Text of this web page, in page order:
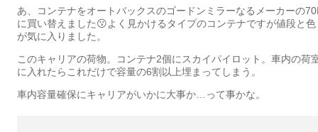
あ、コンテナをオートバックスのゴードンミラーなるメーカーの
に買い替えました😗よく見かけるタイプのコンテナですが値段と色
が気に入りました。
このキャリアの荷物。コンテナ2個にスカイパイロット。車内の荷
に入れたらこれだけで容量の6割以上埋まってしまう。
車内容量確保にキャリアがいかに大事か…って事かな。